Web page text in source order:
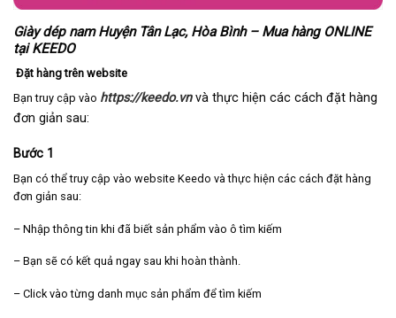
Giày dép nam Huyện Tân Lạc, Hòa Bình – Mua hàng ONLINE
tại KEEDO
Đặt hàng trên website
Bạn truy cập vào https://keedo.vnvà thực hiện các cách đặt hàng
đơn giản sau:
Bước 1
Bạn có thể truy cập vào website Keedo và thực hiện các cách đặt hàng
đơn giản sau:
– Nhập thông tin khi đã biết sản phẩm vào ô tìm kiếm
– Bạn sẽ có kết quả ngay sau khi hoàn thành.
– Click vào từng danh mục sản phẩm để tìm kiếm